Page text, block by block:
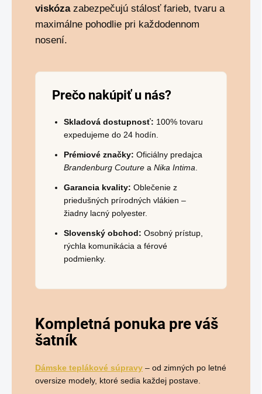
viskózazabezpečujú stálosť farieb, tvaru a
maximálne pohodlie pri každodennom
nosení.
Prečo nakúpiť u nás?
Skladová dostupnosť: 100% tovaru
expedujeme do 24 hodín.
Prémiové značky: Oficiálny predajca
Brandenburg Couture a Nika Intima.
Garancia kvality: Oblečenie z
priedušných prírodných vlákien –
žiadny lacný polyester.
Slovenský obchod: Osobný prístup,
rýchla komunikácia a férové
podmienky.
Kompletná ponuka pre váš
šatník
Dámske teplákové súpravy – od zimných po letné
oversize modely, ktoré sedia každej postave.